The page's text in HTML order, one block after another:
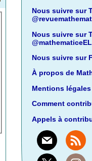
Nous suivre sur
Nous suivre sur
@mathematiceEL
Nous suivre sur
À propos de
Mentions légales
Comment
Appels à
Mail Rss